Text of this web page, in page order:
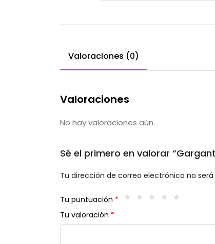
Valoraciones (0)
Valoraciones
No hay valoraciones aún.
Sé el primero en valorar
Tu dirección de correo electrónico no
Tu puntuación *
Tu valoración *